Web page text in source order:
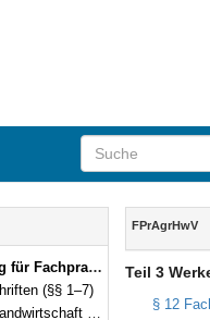
Vom 1. Juni 2018 (GVBl. S. 400) BayRS 7803-27-L (§§ 1–25)
(§§ 1–7)
Landwirtschaft (§§ 8–11)
Inhalt
FPrAgrHwV
Teil 3
§ 12